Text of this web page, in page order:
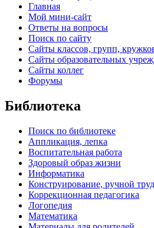
Главная
Мой мини-сайт
Ответы на вопросы
Поиск по сайту
Сайты классов, групп,
Сайты образовательных
Сайты коллег
Форумы
Библиотека
Поиск по библиотеке
Аппликация, лепка
Воспитательная работа
Здоровый образ жизни
Информатика
Конструирование, ручной труд
Коррекционная педагогика
Логопедия
Математика